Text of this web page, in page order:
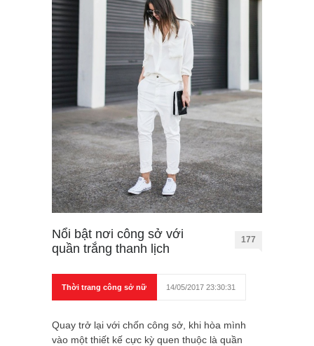
Nổi bật nơi công sở với
quần trắng thanh lịch
177
Thời trang công sở nữ 14/05/2017 23:30:31
Quay trở lại với chốn công sở, khi hòa mình
vào một thiết kế cực kỳ quen thuộc là quần